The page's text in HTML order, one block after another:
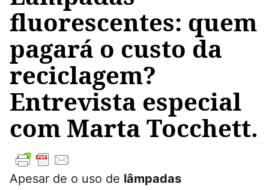
fluorescentes: quem
pagará o custo da
reciclagem?
Entrevista especial
com Marta Tocchett.
Apesar de o uso de lâmpadas